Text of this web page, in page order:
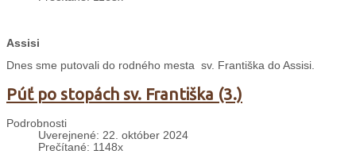
Assisi
Dnes sme putovali do rodného mesta sv. Františka do Assisi.
Púť po stopách sv. Františka (3.)
Podrobnosti
Uverejnené: 22. október 2024
Prečítané: 1148x